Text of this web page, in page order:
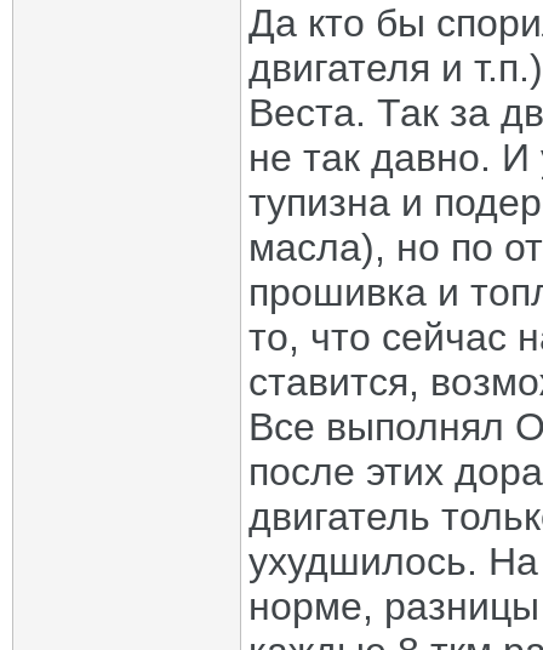
Да кто бы
двигателя и
Веста. Так за
не так давно.
тупизна и
масла), но по
прошивка и
то, что сейчас
ставится,
Все выполнял
после этих
двигатель
ухудшилось.
норме,